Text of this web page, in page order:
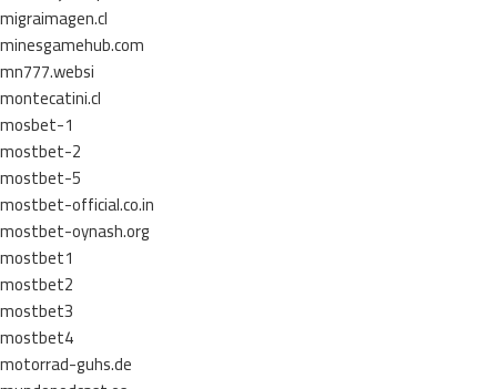
migraimagen.cl
minesgamehub.com
mn777.websi
montecatini.cl
mosbet-1
mostbet-2
mostbet-5
mostbet-official.co.in
mostbet-oynash.org
mostbet1
mostbet2
mostbet3
mostbet4
motorrad-guhs.de